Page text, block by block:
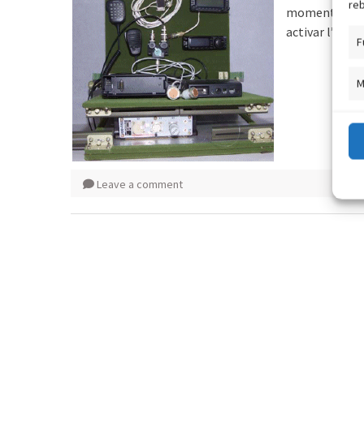
moment les
activar
Leave a comment